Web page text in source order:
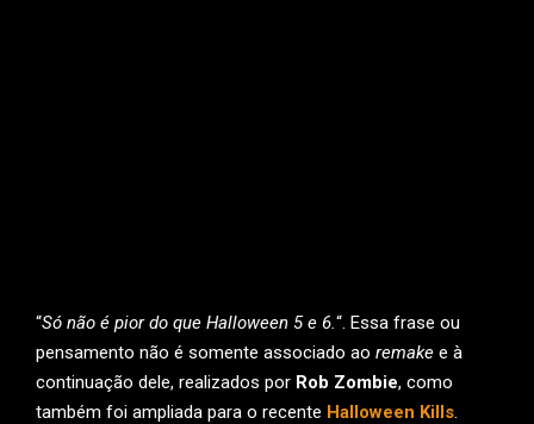
“Só não é pior do que Halloween 5 e 6.“. Essa frase ou
pensamento não é somente associado ao remake e à
continuação dele, realizados por Rob Zombie, como
também foi ampliada para o recente Halloween Kills.